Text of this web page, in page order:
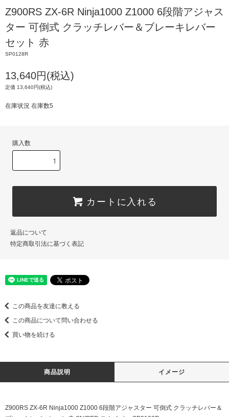
Z900RS ZX-6R Ninja1000 Z1000 6段階アジャス
ター 可倒式 クラッチレバー＆ブレーキレバー
セット 赤
SP0128R
13,640円(税込)
定価 13,640円(税込)
在庫状況 在庫数5
購入数
カートに入れる
返品について
特定商取引法に基づく表記
この商品を友達に教える
この商品について問い合わせる
買い物を続ける
商品説明 イメージ
Z900RS ZX-6R Ninja1000 Z1000 6段階アジャスター 可倒式 クラッチレバー＆